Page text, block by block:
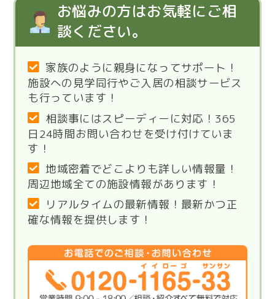
お悩みの方はお気軽にご相
談ください。
家族のように親身になってサポート！
施設への見学同行やご入居の相談サービス
も行っています！
相談事にはスピーディーに対応！365
日24時間お問い合わせを受け付けていま
す！
地域密着でどこよりも詳しい情報量！
周辺地域全ての施設情報があります！
リアルタイムの最新情報！最新かつ正
確な情報を提供します！